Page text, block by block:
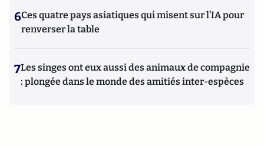
6Ces quatre pays asiatiques qui misent sur l’IA pour
renverser la table
7Les singes ont eux aussi des animaux de compagnie
: plongée dans le monde des amitiés inter-espèces